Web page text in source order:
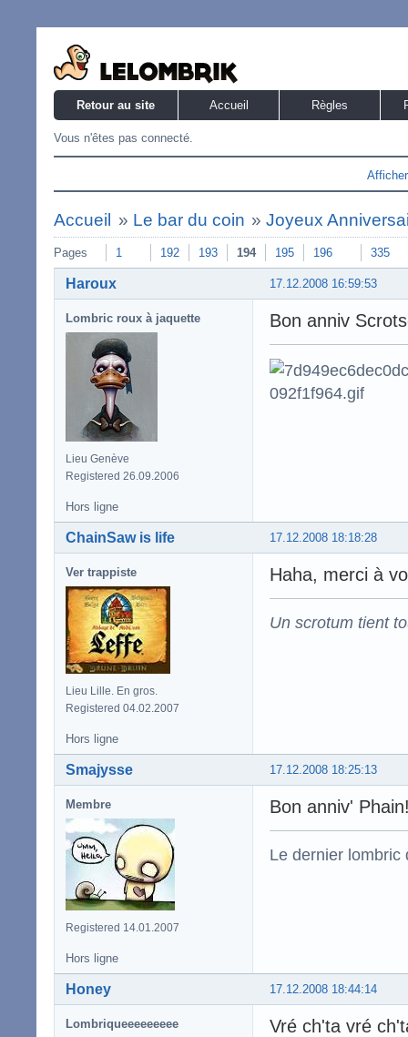
Retour au site Accueil Règles
Vous n'êtes pas connecté.
Accueil » Le bar du coin »Joyeux
Pages 1 192 193 194 195 196 335
17.12.2008 16:59:53
Haroux
Lombric roux à jaquette
Lieu Genève
Registered 26.09.2006
Bon anniv
Hors ligne
17.12.2008 18:18:28
ChainSaw is life
Ver trappiste
Lieu Lille. En gros.
Registered 04.02.2007
Haha, merci à
Un scrotum tient
Hors ligne
17.12.2008 18:25:13
Smajysse
Membre
Registered 14.01.2007
Bon anniv'
Le dernier lombric
Hors ligne
17.12.2008 18:44:14
Honey
Lombriqueeeeeeeee
Vré ch'ta vré